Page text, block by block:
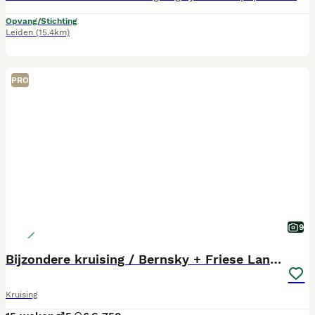
Opvang/Stichting
Leiden (15.4km)
PRO
9
Bijzondere kruising / Bernsky + Friese Langhaar
Kruising